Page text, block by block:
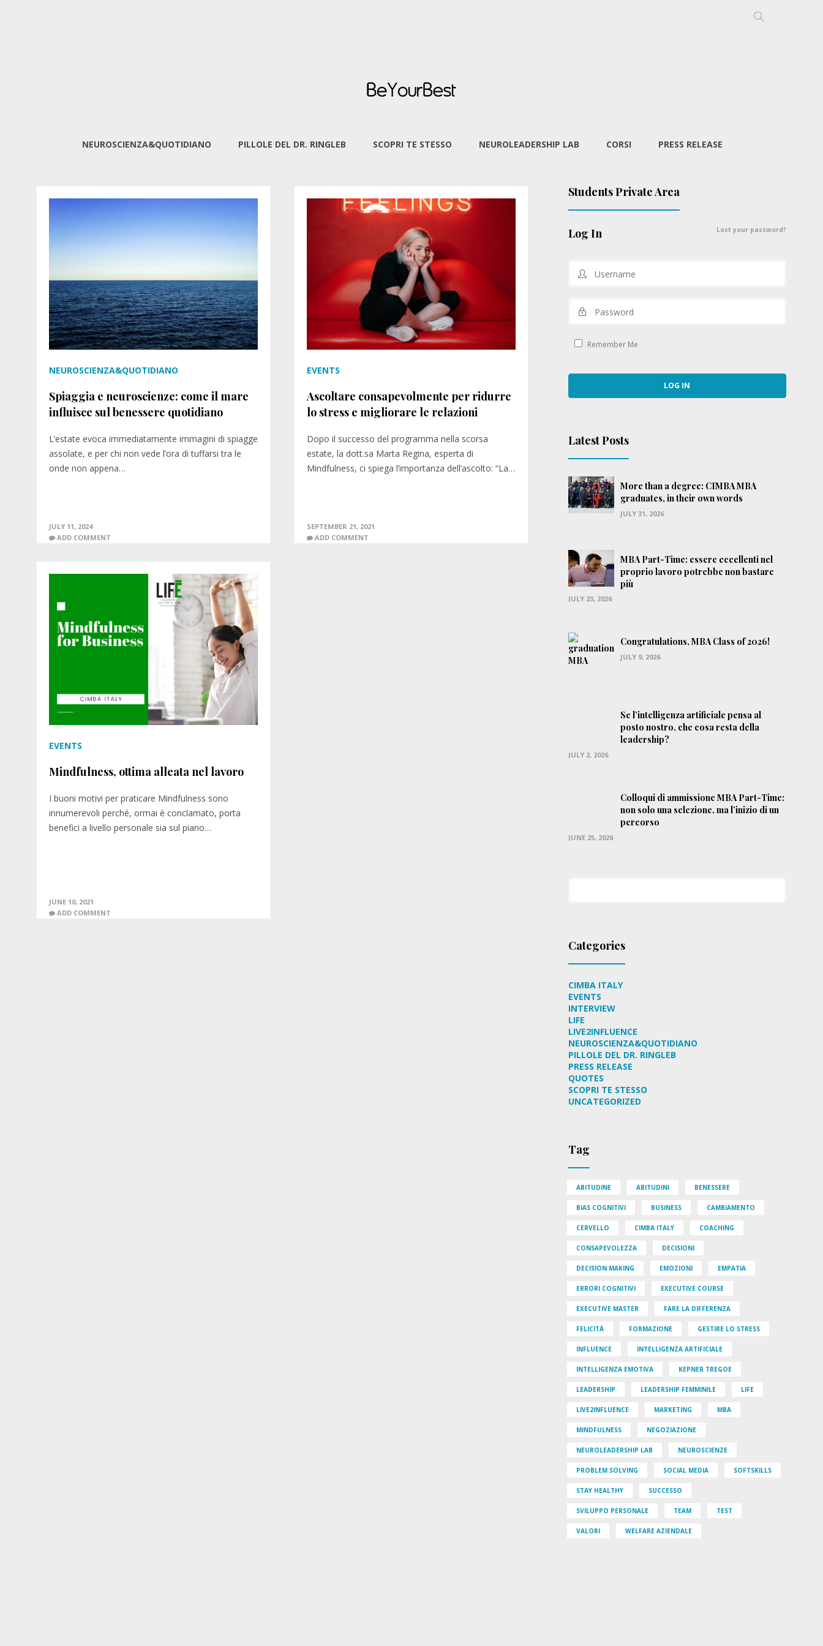
NEUROSCIENZA&QUOTIDIANO PILLOLE DEL DR. RINGLEB SCOPRI TE STESSO NEUROLEADERSHIP LAB CORSI PRESS RELEASE
NEUROSCIENZA&QUOTIDIANO
Spiaggia e neuroscienze: come il mare
influisce sul benessere quotidiano
L’estate evoca immediatamente immagini di spiagge
assolate, e per chi non vede l’ora di tuffarsi tra le
onde non appena…
JULY 11, 2024
ADD COMMENT
EVENTS
Ascoltare consapevolmente per ridurre
lo stress e migliorare le relazioni
Dopo il successo del programma nella scorsa
estate, la dott.sa Marta Regina, esperta di
Mindfulness, ci spiega l’importanza dell’ascolto: “La…
SEPTEMBER 21, 2021
ADD COMMENT
EVENTS
Mindfulness, ottima alleata nel lavoro
I buoni motivi per praticare Mindfulness sono
innumerevoli perché, ormai è conclamato, porta
benefici a livello personale sia sul piano…
JUNE 10, 2021
ADD COMMENT
Students Private Area
Log In
Remember Me
Lost your password?
Latest Posts
More than a degree: CIMBA MBA
graduates, in their own words
JULY 31, 2026
MBA Part-Time: essere eccellenti nel
proprio lavoro potrebbe non bastare
più
JULY 23, 2026
Congratulations, MBA Class of 2026!
JULY 9, 2026
Se l’intelligenza artificiale pensa al
posto nostro, che cosa resta della
leadership?
JULY 2, 2026
Colloqui di ammissione MBA Part-Time:
non solo una selezione, ma l’inizio di un
percorso
JUNE 25, 2026
Categories
CIMBA ITALY
EVENTS
INTERVIEW
LIFE
LIVE2INFLUENCE
NEUROSCIENZA&QUOTIDIANO
PILLOLE DEL DR. RINGLEB
PRESS RELEASE
QUOTES
SCOPRI TE STESSO
UNCATEGORIZED
Tag
ABITUDINE ABITUDINI BENESSERE
BIAS COGNITIVI BUSINESS CAMBIAMENTO
CERVELLO CIMBA ITALY COACHING
CONSAPEVOLEZZA DECISIONI
DECISION MAKING EMOZIONI EMPATIA
ERRORI COGNITIVI EXECUTIVE COURSE
EXECUTIVE MASTER FARE LA DIFFERENZA
FELICITÀ FORMAZIONE GESTIRE LO STRESS
INFLUENCE INTELLIGENZA ARTIFICIALE
INTELLIGENZA EMOTIVA KEPNER TREGOE
LEADERSHIP LEADERSHIP FEMMINILE LIFE
LIVE2INFLUENCE MARKETING MBA
MINDFULNESS NEGOZIAZIONE
NEUROLEADERSHIP LAB NEUROSCIENZE
PROBLEM SOLVING SOCIAL MEDIA SOFTSKILLS
STAY HEALTHY SUCCESSO
SVILUPPO PERSONALE TEAM TEST
VALORI WELFARE AZIENDALE